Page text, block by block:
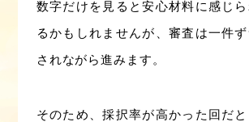
数字だけを見ると安心材料に感じ
るかもしれませんが、審査は一件
されながら進みます。
そのため、採択率が高かった回だ